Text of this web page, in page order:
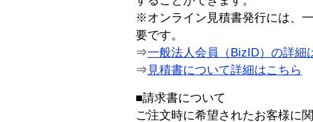
※オンライン見積書発行には、
要です。
⇒一般法人会員（BizID）の詳細
⇒ 見積書について詳細はこちら
■請求書について
ご注文時に希望されたお客様に